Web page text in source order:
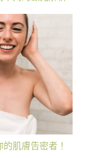
肌膚告密者！